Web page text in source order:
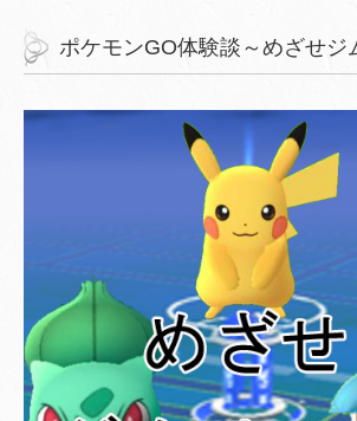
ポケモンGO体験談～めざせジ